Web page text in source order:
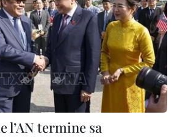
l’AN termine sa